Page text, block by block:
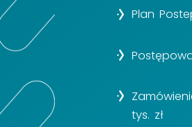
Plan
tys. zł